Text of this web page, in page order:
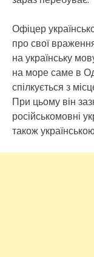
Офіцер
про свої
на українську
на море саме в
спілкується з
При цьому він
російськомовні
також